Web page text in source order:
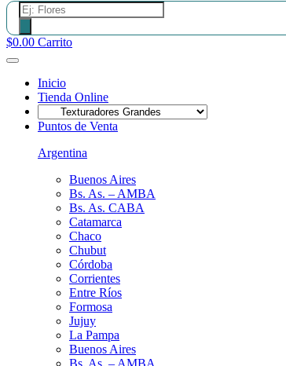
Búsqueda
de
productos
$0.00 Carrito
Inicio
Tienda Online
Puntos de Venta
Argentina
Buenos Aires
Bs. As. – AMBA
Bs. As. CABA
Catamarca
Chaco
Chubut
Córdoba
Corrientes
Entre Ríos
Formosa
Jujuy
La Pampa
Buenos Aires